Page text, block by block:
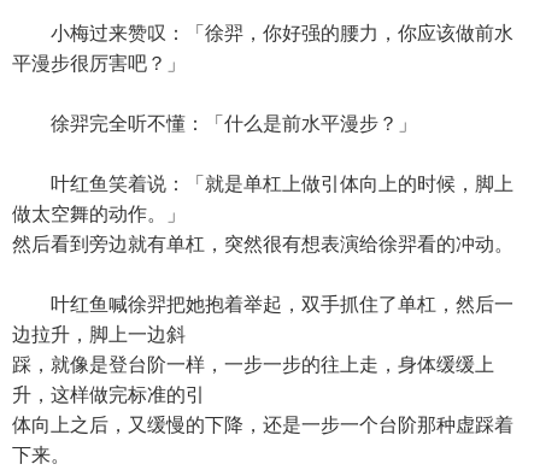
小梅过来赞叹：「徐羿，你好强的腰力，你应该做前水
平漫步很厉害吧？」
徐羿完全听不懂：「什么是前水平漫步？」
叶红鱼笑着说：「就是单杠上做引体向上的时候，脚上
做太空舞的动作。」
然后看到旁边就有单杠，突然很有想表演给徐羿看的冲动。
叶红鱼喊徐羿把她抱着举起，双手抓住了单杠，然后一
边拉升，脚上一边斜
踩，就像是登台阶一样，一步一步的往上走，身体缓缓上
升，这样做完标准的引
体向上之后，又缓慢的下降，还是一步一个台阶那种虚踩着
下来。